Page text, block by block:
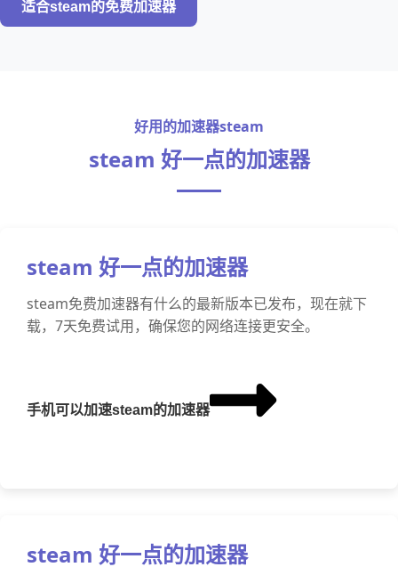
适合steam的免费加速器
好用的加速器steam
steam 好一点的加速器
steam 好一点的加速器
steam免费加速器有什么的最新版本已发布，现在就下
载，7天免费试用，确保您的网络连接更安全。
手机可以加速steam的加速器
steam 好一点的加速器